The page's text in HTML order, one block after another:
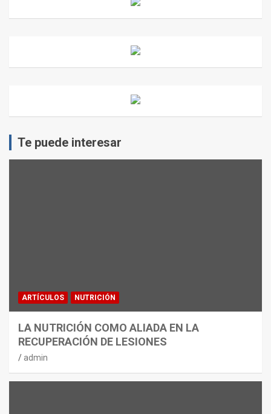
Te puede interesar
ARTÍCULOS NUTRICIÓN
LA NUTRICIÓN COMO ALIADA EN LA
RECUPERACIÓN DE LESIONES
admin